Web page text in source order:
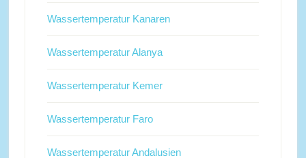
Wassertemperatur Kanaren
Wassertemperatur Alanya
Wassertemperatur Kemer
Wassertemperatur Faro
Wassertemperatur Andalusien